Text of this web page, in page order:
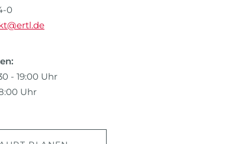
0
- 19:00 Uhr
Uhr